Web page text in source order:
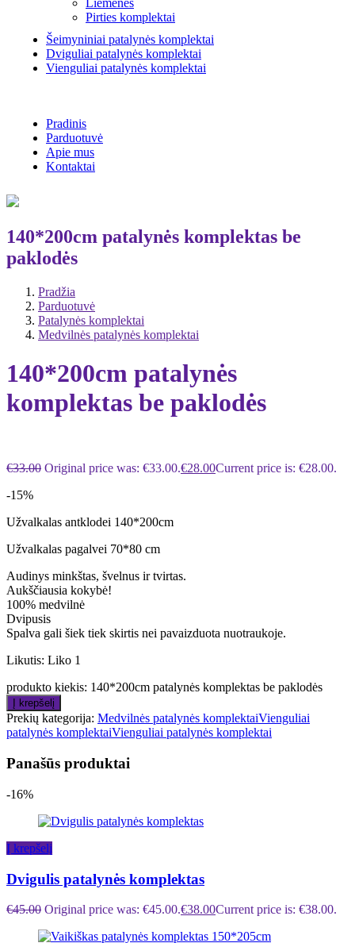
Pirties komplektai
Šeimyniniai patalynės komplektai
Dviguliai patalynės komplektai
Vienguliai patalynės komplektai
Pradinis
Parduotuvė
Apie mus
Kontaktai
140*200cm patalynės komplektas be
paklodės
Pradžia
Parduotuvė
Patalynės komplektai
Medvilnės patalynės komplektai
140*200cm patalynės
komplektas be paklodės
€33.00 Original price was: €33.00.€28.00Current price is: €28.00.
-15%
Užvalkalas antklodei 140*200cm
Užvalkalas pagalvei 70*80 cm
Audinys minkštas, švelnus ir tvirtas.
Aukščiausia kokybė!
100% medvilnė
Dvipusis
Spalva gali šiek tiek skirtis nei pavaizduota nuotraukoje.
Likutis: Liko 1
produkto kiekis: 140*200cm patalynės komplektas be paklodės
Į krepšelį
Prekių kategorija: Medvilnės patalynės komplektaiVienguliai
patalynės komplektaiVienguliai patalynės komplektai
Panašūs produktai
-16%
Į krepšelį
Dvigulis patalynės komplektas
€45.00 Original price was: €45.00.€38.00Current price is: €38.00.